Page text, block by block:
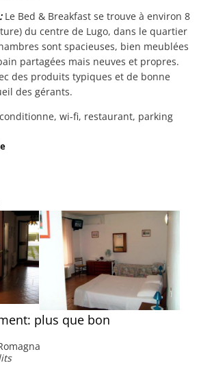
Le Bed & Breakfast se trouve à environ 8
du centre de Lugo, dans le quartier
sont spacieuses, bien meublées
partagées mais neuves et propres.
des produits typiques et de bonne
des gérants.
wi-fi, restaurant, parking
plus que bon